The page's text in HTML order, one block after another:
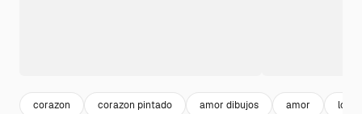
corazon corazon pintado amor dibujos amor love